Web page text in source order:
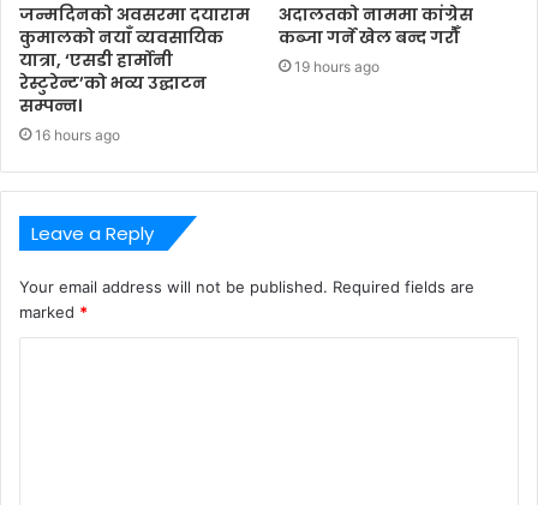
जन्मदिनको अवसरमा दयाराम
कुमालको नयाँ व्यवसायिक
यात्रा, ‘एसडी हार्मोनी
रेस्टुरेन्ट’को भव्य उद्घाटन
सम्पन्न।
16 hours ago
अदालतको नाममा कांग्रेस
कब्जा गर्ने खेल बन्द गरौँ
19 hours ago
Leave a Reply
Your email address will not be published. Required fields are
marked *